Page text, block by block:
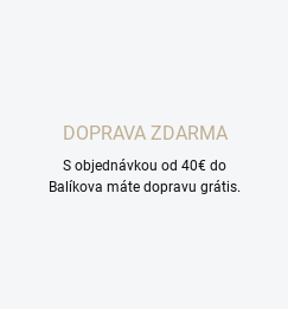
DOPRAVA ZDARMA
S objednávkou od 40€ do
Balíkova máte dopravu grátis.